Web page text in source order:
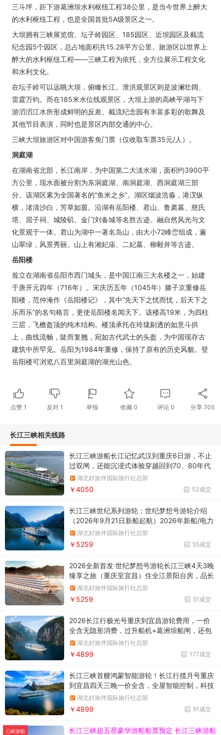
三斗坪，距下游葛洲坝水利枢纽工程38公里，是当今世界上醉大
的水利枢纽工程，也是全国首批5A级景区之一。
大坝拥有三峡展览馆、坛子岭园区、185园区、近坝园区及截流
纪念园5个园区，总占地面积共15.28平方公里。旅游区以世界上
醉大的水利枢纽工程——三峡工程为依托，全方位展示工程文化
和水利文化。
在坛子岭可以远眺大坝，俯瞰长江。泄洪观景区则是波澜壮阔、
雷霆万钧。而在185米水位线观景区，大坝上游的高峡平湖与下
游滔滔江水所形成鲜明的反差。截流纪念园有丰富多彩的歌舞及
其他节目表演，同时也是景区内部交通的中心。
三峡大坝旅游区对中国游客免门票（仅收取车票35元/人）。
洞庭湖
在湖南省北部，长江南岸，为中国第二大淡水湖，面积约3900平
方公里，现水面被分割为东洞庭湖、南洞庭湖、西洞庭湖三部
分。该湖区素为全国著名的“鱼米之乡”。湖区烟波浩淼，港汊纵
横，渚清沙白，芳草如茵。沿湖有岳阳楼、君山、鲁肃墓、慈氏
塔、屈子祠、城陵矶、金门刘备城等名胜古迹。融自然风光与文
化景观于一体。君山为湖中一著名岛山，由大小72峰峦组成，遍
山翠绿，风景秀丽。山上有湘妃庙、二妃墓、柳毅井等古迹。
岳阳楼
耸立在湖南省岳阳市西门城头，是中国江南三大名楼之一，始建
于唐开元四年（716年）。宋庆历五年（1045年）滕子京重修岳
阳楼，范仲淹作《岳阳楼记》，其中“先天下之忧而忧，后天下之
乐而乐”的名句格言，更使岳阳楼名闻天下。该楼高19米，为四柱
三层，飞檐盔顶的纯木结构。楼顶承托在玲珑剔透的如意斗拱
上，曲线流畅，陡而复翘，宛如古代武士的头盔，为中国现存古
建筑中所罕见。岳阳为1984年重修，保持了原有的历史风貌。登
岳阳楼可浏览八百里洞庭湖的湖光山色。
点赞 1 反对1 举报 收藏 0 评论 0 分享705
长江三峡相关线路
长江三峡游船长江记忆武汉到重庆6日游，不止
过双闸，还能沉浸式体验穿越回到70、80年代
武汉-岳阳-岳阳楼-葛洲坝-西陵峡-三峡大坝-三
峡大坝五级船闸-神农溪-巫峡-瞿塘峡-白帝城-丰
湖北好旅伴国际旅行社总部
53成交
￥4050
长江三峡世纪系列游轮：世纪梦想号游轮介绍
（2026年9月21日新船起航）2026年新船/电力
推进/科技智能/无忧登船/全天美食/全江景阳台
湖北好旅伴国际旅行社总部
55成交
￥5259
2026全新首发·世纪梦想号游轮长江三峡4天3晚
臻享之旅（重庆至宜昌）住全江景阳台房，品长
江风物美食，解锁2026全新高端三峡度假
湖北好旅伴国际旅行社总部
51成交
￥5259
2026长江行极光号重庆到宜昌游轮费用，一价
全含无隐形消费，过升船机+葛洲坝船闸，还包
接送站，长江三峡新船优惠订购中船过葛洲坝船
闸/游西陵峡东段/三峡大坝/升船机/巴东雨仙谷/
巫峡/瞿塘峡/白帝城或三峡之巅/白鹤梁水下博物
湖北好旅伴国际旅行社总部
177成交
￥4899
长江三峡首艘鸿蒙智能游轮！长江行揽月号重庆
到宜昌四天三晚一价全含，全屋智能控制，科技
感拉满～白鹤梁水下博物馆 + 涪陵榨菜历史记忆
馆或者【816工程遗址】/烽烟三国大型实景演
艺/【白帝城】或【三峡之巅】/瞿塘峡/巫峡/西
湖北好旅伴国际旅行社总部
91成交
￥4899
三峡游船
长江三峡超五星豪华游船船票预定 长江三峡游船